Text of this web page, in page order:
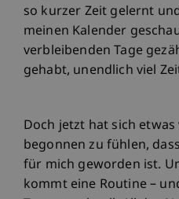
so kurzer Zeit gelernt
meinen Kalender
verbleibenden Tage
gehabt, unendlich viel
Doch jetzt hat sich
begonnen zu fühlen,
für mich geworden ist.
kommt eine Routine –